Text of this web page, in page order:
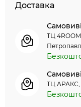
Доставка
ТЦ
ТЦ АРАКС,